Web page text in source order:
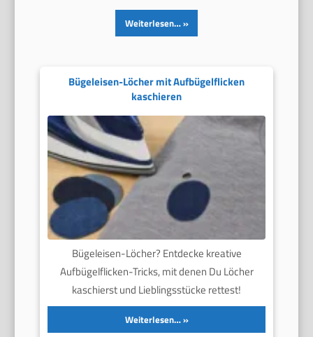
Weiterlesen…
Bügeleisen-Löcher mit Aufbügelflicken
kaschieren
Bügeleisen-Löcher? Entdecke kreative
Aufbügelflicken-Tricks, mit denen Du Löcher
kaschierst und Lieblingsstücke rettest!
Weiterlesen…